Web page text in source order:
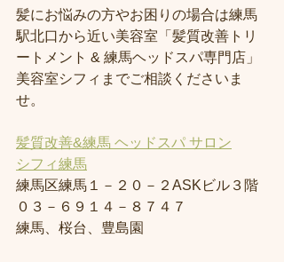
髪にお悩みの方やお困りの場合は練馬
駅北口から近い美容室「髪質改善トリ
ートメント & 練馬ヘッドスパ専門店」
美容室シフィまでご相談くださいま
せ。
髪質改善&練馬 ヘッドスパ サロン
シフィ練馬
練馬区練馬１－２０－２ASKビル３階
０３－６９１４－８７４７
練馬、桜台、豊島園